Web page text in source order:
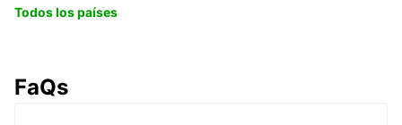
Todos los países
FaQs